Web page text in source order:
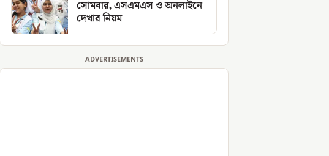
সোমবার, এসএমএস ও অনলাইনে
দেখার নিয়ম
ADVERTISEMENTS